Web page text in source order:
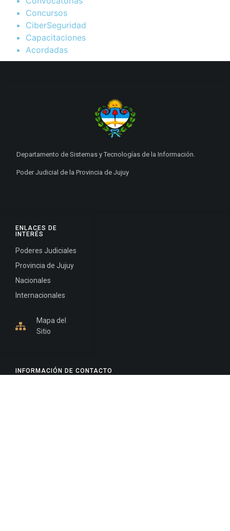
Concursos
CiberSeguridad
Capacitaciones
Acordadas
INFORMACIÓN DE CONTACTO
ENLACES DE
INTERÉS
Poderes Judiciales
Provincia de Jujuy
Nacionales
Internacionales
Mapa del
Sitio
Departamento de Sistemas y Tecnologías de la Información.
Poder Judicial de la Provincia de Jujuy